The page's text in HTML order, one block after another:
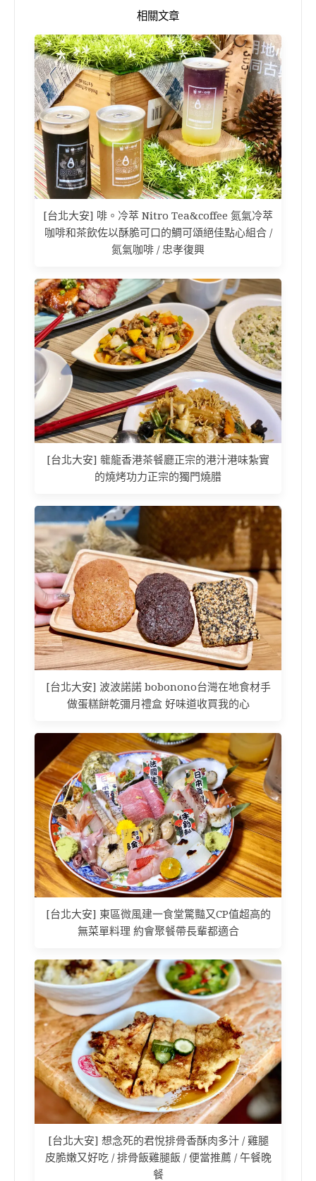
相關文章
[台北大安] 啡。冷萃 Nitro Tea&coffee 氮氣冷萃
咖啡和茶飲佐以酥脆可口的鯛可頌絕佳點心組合 /
氮氣咖啡 / 忠孝復興
[台北大安] 㡣龍香港茶餐廳正宗的港汁港味紮實
的燒烤功力正宗的獨門燒腊
[台北大安] 波波諾諾 bobonono台灣在地食材手
做蛋糕餅乾彌月禮盒 好味道收買我的心
[台北大安] 東區微風建一食堂驚豔又CP值超高的
無菜單料理 約會聚餐帶長輩都適合
[台北大安] 想念死的君悅排骨香酥肉多汁 / 雞腿
皮脆嫩又好吃 / 排骨飯雞腿飯 / 便當推薦 / 午餐晚
餐